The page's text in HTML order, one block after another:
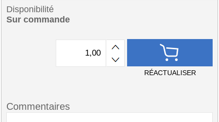
Disponibilité
Sur commande
RÉACTUALISER
Commentaires